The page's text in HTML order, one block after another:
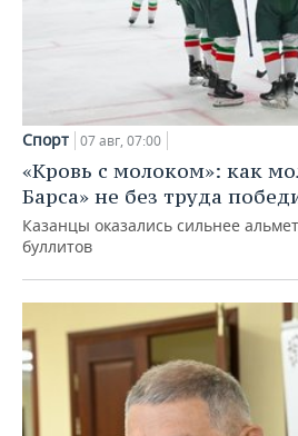
Спорт 07 авг, 07:00
«Кровь с молоком»: как
Барса» не без труда
Казанцы оказались сильнее
буллитов